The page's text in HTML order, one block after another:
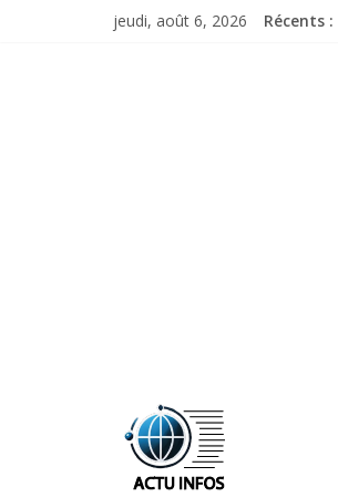
jeudi, août 6, 2026 Récents :
ActuInfos